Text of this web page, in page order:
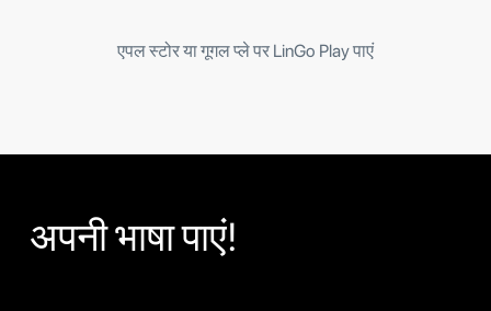
एपल स्टोर या गूगल प्ले पर LinGo Play पाएं
अपनी भाषा पाएं!